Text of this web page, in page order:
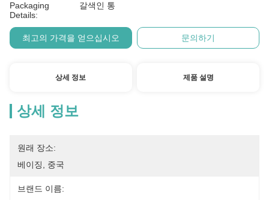
Packaging
Details:
갈색인 통
최고의 가격을 얻으십시오 문의하기
상세 정보 제품 설명
상세 정보
원래 장소:
베이징, 중국
브랜드 이름: